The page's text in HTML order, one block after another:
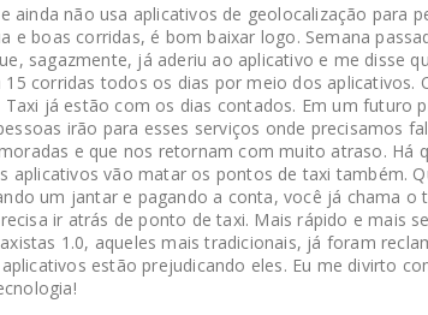
ainda não usa aplicativos de geolocalização para
e boas corridas, é bom baixar logo. Semana
sagazmente, já aderiu ao aplicativo e me disse
15 corridas todos os dias por meio dos aplicativos.
Taxi já estão com os dias contados. Em um futuro
irão para esses serviços onde precisamos
e que nos retornam com muito atraso. Há
aplicativos vão matar os pontos de taxi também.
um jantar e pagando a conta, você já chama o
ir atrás de ponto de taxi. Mais rápido e mais
1.0, aqueles mais tradicionais, já foram
estão prejudicando eles. Eu me divirto